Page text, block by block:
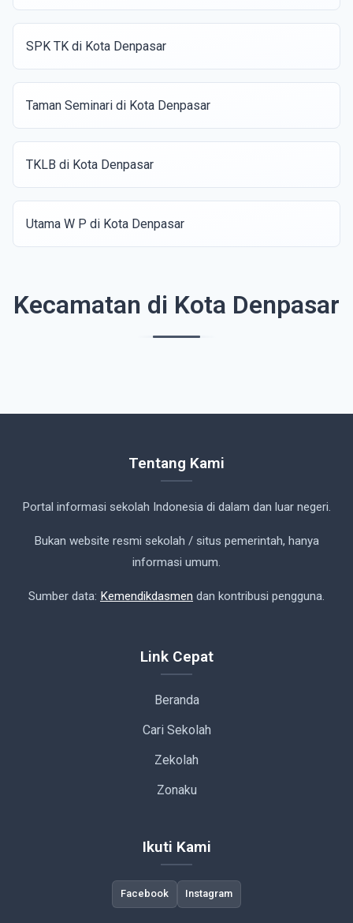
SPK TK di Kota Denpasar
Taman Seminari di Kota Denpasar
TKLB di Kota Denpasar
Utama W P di Kota Denpasar
Kecamatan di Kota Denpasar
Tentang Kami
Portal informasi sekolah Indonesia di dalam dan luar negeri.
Bukan website resmi sekolah / situs pemerintah, hanya
informasi umum.
Sumber data: Kemendikdasmen dan kontribusi pengguna.
Link Cepat
Beranda
Cari Sekolah
Zekolah
Zonaku
Ikuti Kami
Facebook Instagram